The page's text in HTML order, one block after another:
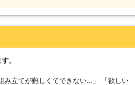
よう分解し再度元通りに組立いたしますの
。
み立てが難しくてできない…」 「欲しい